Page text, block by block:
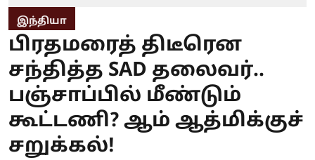
இந்தியா
பிரதமரைத் திடீரென
சந்தித்த SAD தலைவர்..
பஞ்சாப்பில் மீண்டும்
கூட்டணி? ஆம் ஆத்மிக்குச்
சறுக்கல்!